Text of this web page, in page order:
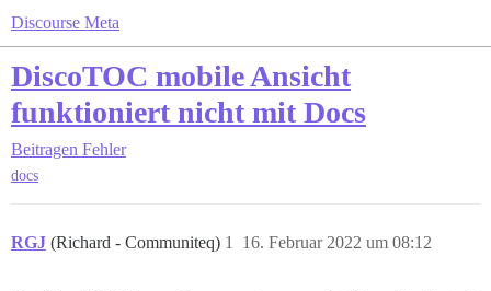
Discourse Meta
DiscoTOC mobile Ansicht
funktioniert nicht mit Docs
Beitragen Fehler
docs
RGJ (Richard - Communiteq) 16. Februar 2022 um 08:12
1